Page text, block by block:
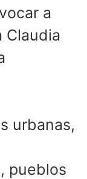
a
Claudia
urbanas,
pueblos